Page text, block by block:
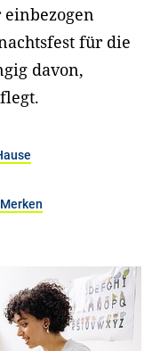
für die
davon,
Merken